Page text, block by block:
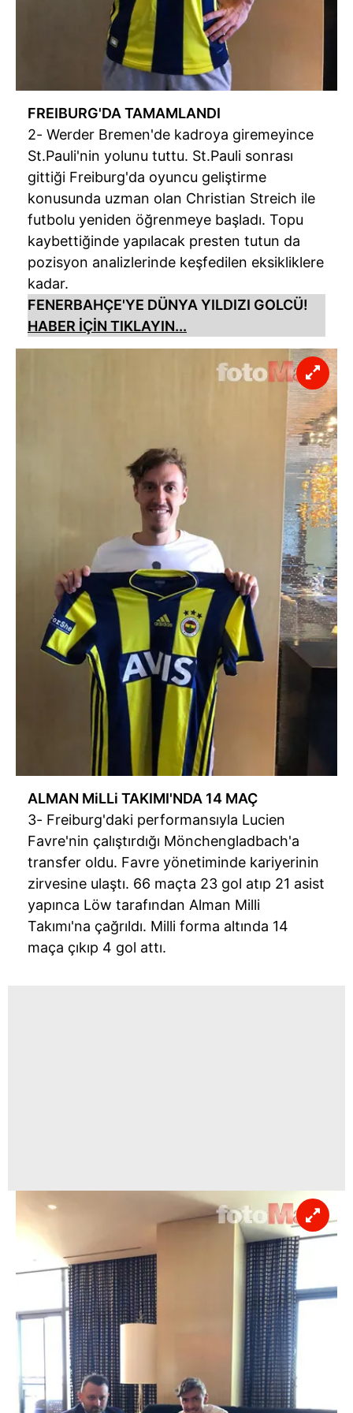
FREIBURG'DA TAMAMLANDI
2- Werder Bremen'de kadroya giremeyince
St.Pauli'nin yolunu tuttu. St.Pauli sonrası
gittiği Freiburg'da oyuncu geliştirme
konusunda uzman olan Christian Streich ile
futbolu yeniden öğrenmeye başladı. Topu
kaybettiğinde yapılacak presten tutun da
pozisyon analizlerinde keşfedilen eksikliklere
kadar.
FENERBAHÇE'YE DÜNYA YILDIZI GOLCÜ!
HABER İÇİN TIKLAYIN...
ALMAN MiLLi TAKIMI'NDA 14 MAÇ
3- Freiburg'daki performansıyla Lucien
Favre'nin çalıştırdığı Mönchengladbach'a
transfer oldu. Favre yönetiminde kariyerinin
zirvesine ulaştı. 66 maçta 23 gol atıp 21 asist
yapınca Löw tarafından Alman Milli
Takımı'na çağrıldı. Milli forma altında 14
maça çıkıp 4 gol attı.